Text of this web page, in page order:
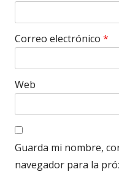
Correo electrónico *
Web
Guarda mi nombre,
navegador para la